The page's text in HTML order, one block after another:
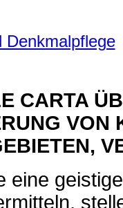
Denkmalpflege
CARTA
VON
eine